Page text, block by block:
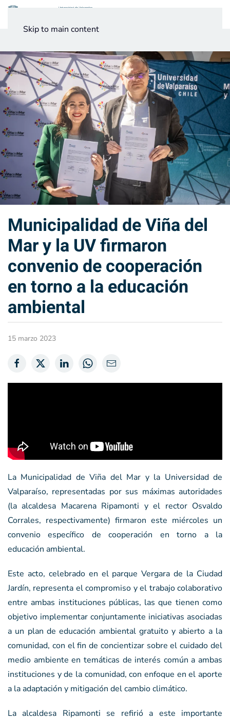
Skip to main content
Municipalidad de Viña del
Mar y la UV firmaron
convenio de cooperación
en torno a la educación
ambiental
15 marzo 2023
La Municipalidad de Viña del Mar y la Universidad de
Valparaíso, representadas por sus máximas autoridades
(la alcaldesa Macarena Ripamonti y el rector Osvaldo
Corrales, respectivamente) firmaron este miércoles un
convenio específico de cooperación en torno a la
educación ambiental.
Este acto, celebrado en el parque Vergara de la Ciudad
Jardín, representa el compromiso y el trabajo colaborativo
entre ambas instituciones públicas, las que tienen como
objetivo implementar conjuntamente iniciativas asociadas
a un plan de educación ambiental gratuito y abierto a la
comunidad, con el fin de concientizar sobre el cuidado del
medio ambiente en temáticas de interés común a ambas
instituciones y de la comunidad, con enfoque en el aporte
a la adaptación y mitigación del cambio climático.
La alcaldesa Ripamonti se refirió a este importante